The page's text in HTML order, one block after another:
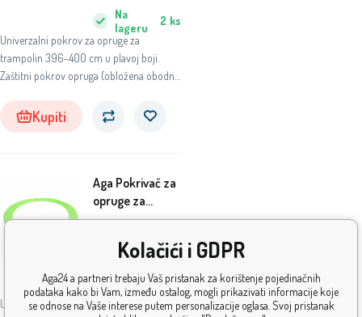
Univerzalni pokrov za opruge za
trampolin 396-400 cm u plavoj boji.
Zaštitni pokrov opruga (obložena obodna
maksimalne moguće sigurnosti pri
korištenju vaše trampoline.
Na
lageru
2 ks
Kupiti
Aga Pokrivač za
opruge za
trampolin 400
zelena
Univerzalni pokrov za opruge za
Na
lageru 5+ ks
35.70 EUR
Kolačići i GDPR
Aga24 a partneri trebaju Vaš pristanak za korištenje pojedinačnih
podataka kako bi Vam, između ostalog, mogli prikazivati informacije koje
se odnose na Vaše interese putem personalizacije oglasa. Svoj pristanak